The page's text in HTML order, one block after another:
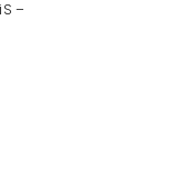
Radiofonii